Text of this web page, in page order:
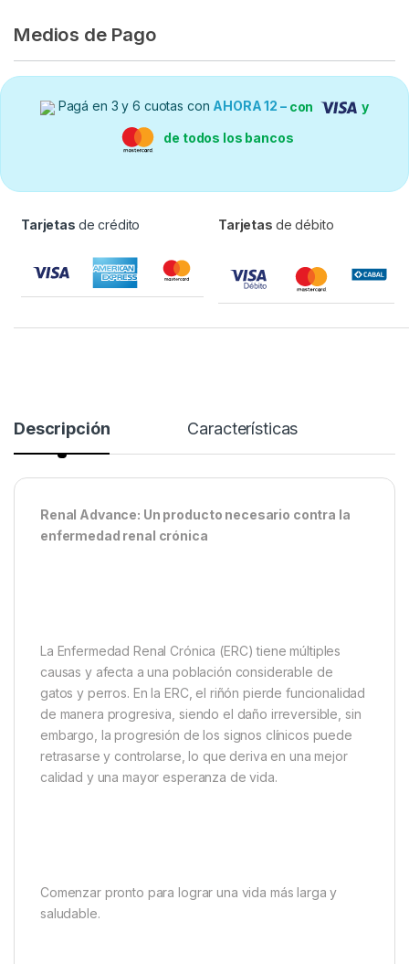
Medios de Pago
Pagá en 3 y 6 cuotas con AHORA 12 – con y
de todos los bancos
Tarjetas de crédito Tarjetas de débito
Descripción Características
Renal Advance: Un producto necesario contra la
enfermedad renal crónica
La Enfermedad Renal Crónica (ERC) tiene múltiples
causas y afecta a una población considerable de
gatos y perros. En la ERC, el riñón pierde funcionalidad
de manera progresiva, siendo el daño irreversible, sin
embargo, la progresión de los signos clínicos puede
retrasarse y controlarse, lo que deriva en una mejor
calidad y una mayor esperanza de vida.
Comenzar pronto para lograr una vida más larga y
saludable.